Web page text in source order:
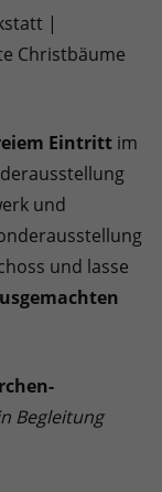
|
Christbäume
Eintritt im
und
und lasse
Begleitung